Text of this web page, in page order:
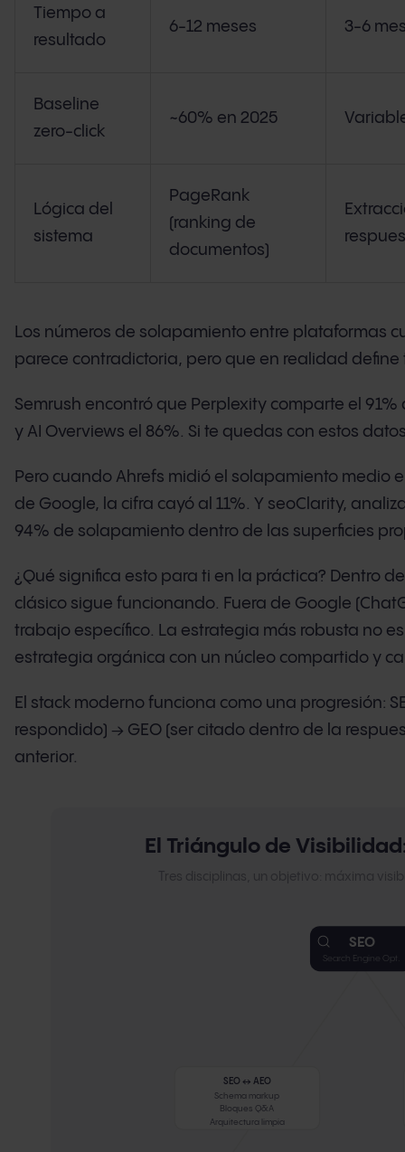
Tiempo a
resultado
6-12 meses 3-6
Baseline
zero-click
~60% en 2025
Lógica del
sistema
PageRank
(ranking de
documentos)
Los números de solapamiento entre plataformas
parece contradictoria, pero que en realidad
Semrush encontró que Perplexity comparte el
y AI Overviews el 86%. Si te quedas con estos
Pero cuando Ahrefs midió el solapamiento medio
de Google, la cifra cayó al 11%. Y seoClarity,
94% de solapamiento dentro de las superficies
¿Qué significa esto para ti en la práctica? Dentro
clásico sigue funcionando. Fuera de Google
trabajo específico. La estrategia más robusta no es
estrategia orgánica con un núcleo compartido y
El stack moderno funciona como una progresión:
respondido) → GEO (ser citado dentro de la
anterior.
El Triángulo de Visibilidad:
SEO
Search Engine Opt.
SEO ↔ AEO
Schema markup
Bloques Q&A
Arquitectura limpia